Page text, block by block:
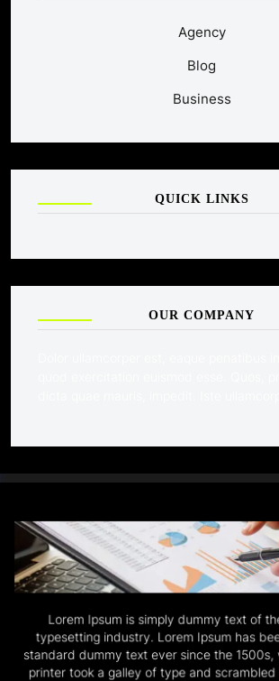
Agency
Blog
Business
QUICK LINKS
OUR COMPANY
Lorem Ipsum is simply dummy text of
typesetting industry. Lorem Ipsum has
standard dummy text ever since the 1500s,
printer took a galley of type and